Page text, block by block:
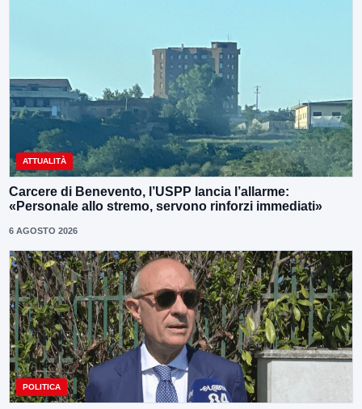
ATTUALITÀ
Carcere di Benevento, l’USPP lancia l’allarme:
«Personale allo stremo, servono rinforzi immediati»
6 AGOSTO 2026
POLITICA